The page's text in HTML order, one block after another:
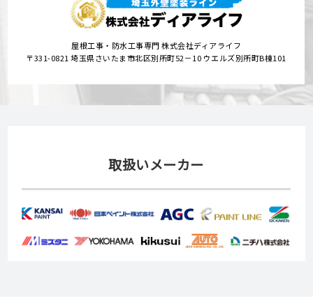
屋根工事・防水工事専門 株式会社ディアライフ
〒331-0821 埼玉県さいたま市北区別所町52－10 ウエルズ別所町B棟101
取扱いメーカー